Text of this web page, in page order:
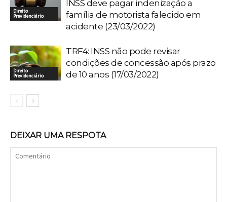
Direito
Previdenciário
INSS deve pagar indenização a
família de motorista falecido em
acidente (23/03/2022)
Direito
Previdenciário
TRF4: INSS não pode revisar
condições de concessão após prazo
de 10 anos (17/03/2022)
DEIXAR UMA RESPOTA